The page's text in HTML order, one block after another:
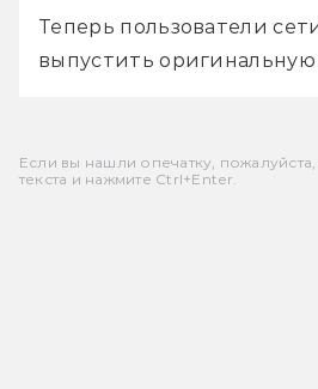
Теперь пользователи
выпустить
Если вы нашли опечатку,
текста и нажмите Ctrl+Enter.